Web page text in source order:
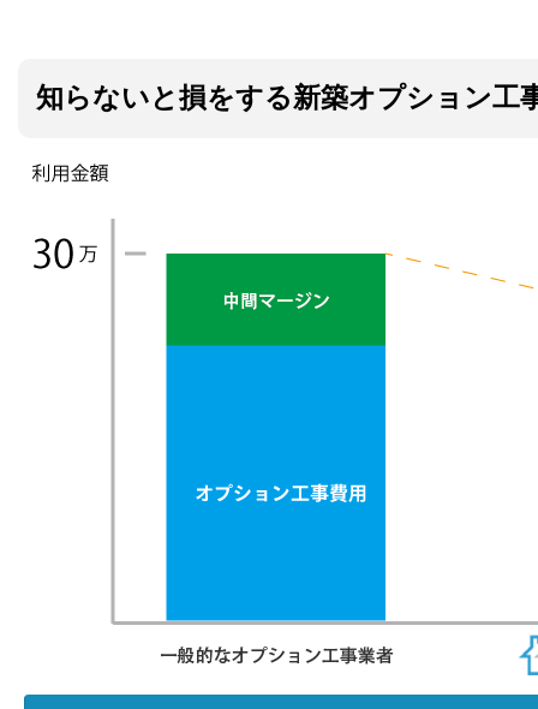
知らないと損をする新築オプション工